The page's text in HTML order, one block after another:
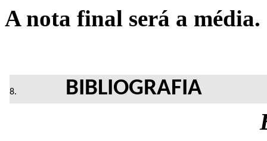
A nota final será a média.
BIBLIOGRAFIA